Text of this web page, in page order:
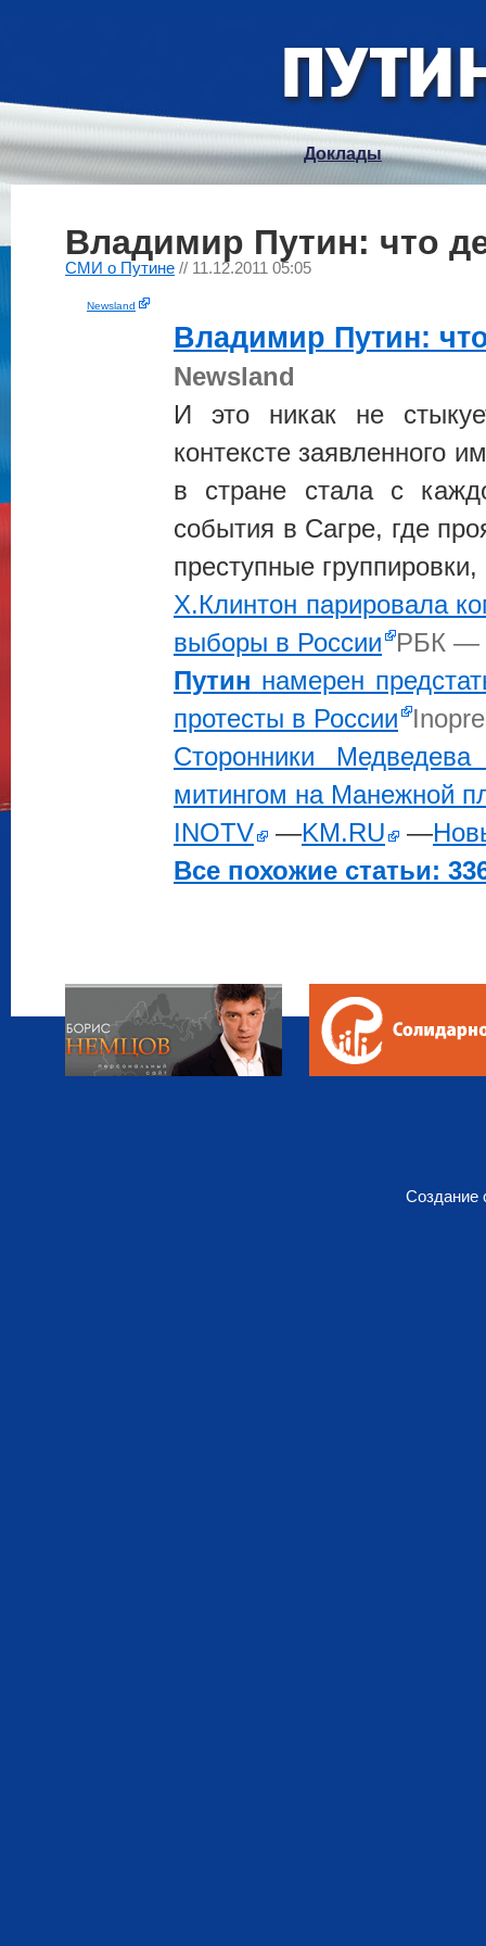
Доклады
Владимир Путин: что
СМИ о Путине // 11.12.2011 05:05
Newsland
Владимир Путин:
Newsland
И это никак не
контексте заявленного
в стране стала с
события в Сагре, где
преступные
Х.Клинтон парировала
выборы в России РБК —
Путин намерен
протесты в России
Сторонники
митингом на Манежной
INOTV
—KM.RU —
Все похожие статьи:
Создание